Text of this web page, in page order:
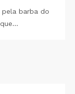
pela barba do